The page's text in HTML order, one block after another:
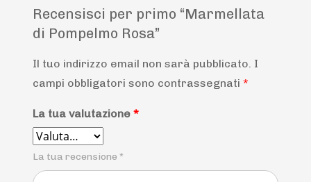
Recensisci per primo “Marmellata
di Pompelmo Rosa”
Il tuo indirizzo email non sarà pubblicato. I
campi obbligatori sono contrassegnati *
La tua valutazione *
La tua recensione *